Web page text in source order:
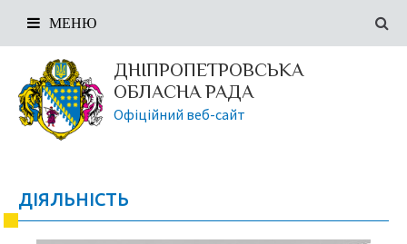
ДНІПРОПЕТРОВСЬКА
ОБЛАСНА РАДА
Офіційний веб-сайт
МЕНЮ
ДІЯЛЬНІСТЬ